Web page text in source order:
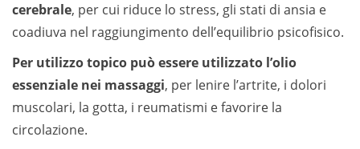
cerebrale, per cui riduce lo stress, gli stati di ansia e
coadiuva nel raggiungimento dell’equilibrio psicofisico.
Per utilizzo topico può essere utilizzato l’olio
essenziale nei massaggi, per lenire l’artrite, i dolori
muscolari, la gotta, i reumatismi e favorire la
circolazione.